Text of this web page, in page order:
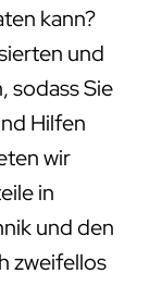
kann?
und
sodass Sie
Hilfen
wir
in
und den
zweifellos